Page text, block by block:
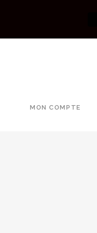
MON COMPTE